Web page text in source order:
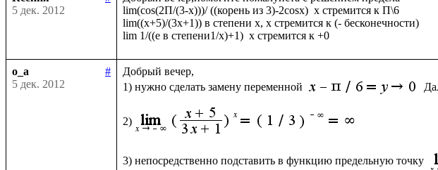
5 дек. 2012
lim(cos(2П/(3-x)))/ ((корень из 3)-2cosx)  x стремится к П\6
lim((х+5)/(3х+1)) в степени х, x стремится к (- бесконечности)
o_a
#
5 дек. 2012
Добрый вечер,
1) нужно сделать замену переменной
2)
3) непосредственно подставить в функцию предельную точку